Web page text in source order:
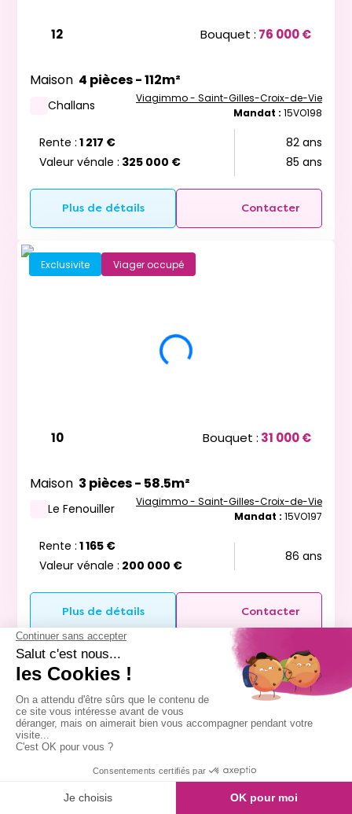
12 Bouquet : 76 000 €
Maison 4 pièces - 112m²
Challans
Viagimmo - Saint-Gilles-Croix-de-Vie
Mandat : 15VO198
Rente : 1 217 €
Valeur vénale : 325 000 €
82 ans
85 ans
Plus de détails Contacter
Exclusivite Viager occupé
10 Bouquet : 31 000 €
Maison 3 pièces - 58.5m²
Le Fenouiller
Viagimmo - Saint-Gilles-Croix-de-Vie
Mandat : 15VO197
Rente : 1 165 €
Valeur vénale : 200 000 €
86 ans
Plus de détails Contacter
Exclusivite Vente à terme libre
Message